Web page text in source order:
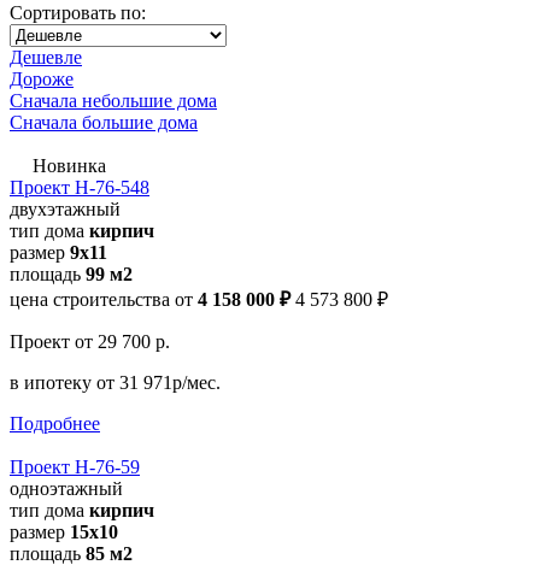
Сортировать по:
Дешевле
Дороже
Сначала небольшие дома
Сначала большие дома
Новинка
Проект Н-76-548
двухэтажный
тип дома кирпич
размер 9х11
площадь 99 м2
цена строительства от 4 158 000 ₽ 4 573 800 ₽
Проект от 29 700 р.
в ипотеку от 31 971р/мес.
Подробнее
Проект Н-76-59
одноэтажный
тип дома кирпич
размер 15x10
площадь 85 м2